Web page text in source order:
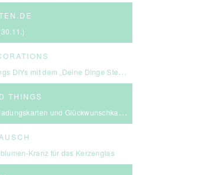
„Deine Dinge Stempel – School Edition“ #BackToSchool + Gewinnspiel
THINGS
und Glückwunschkarten von Send a Smile
Kranz für das Kerzenglas